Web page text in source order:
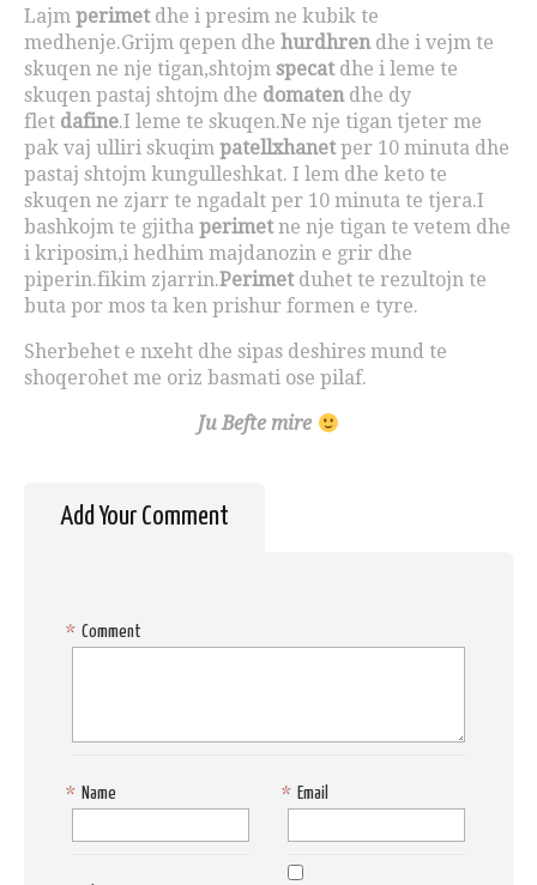
Lajm perimet dhe i presim ne kubik te
medhenje.Grijm qepen dhe hurdhrendhe i vejm te
skuqen ne nje tigan,shtojm specat dhe i leme te
skuqen pastaj shtojm dhe domaten dhe dy
flet dafine.I leme te skuqen.Ne nje tigan tjeter me
pak vaj ulliri skuqim patellxhanetper 10 minuta dhe
pastaj shtojm kungulleshkat. I lem dhe keto te
skuqen ne zjarr te ngadalt per 10 minuta te tjera.I
bashkojm te gjitha perimetne nje tigan te vetem dhe
i kriposim,i hedhim majdanozin e grir dhe
piperin.fikim zjarrin.Perimet duhet te rezultojn te
buta por mos ta ken prishur formen e tyre.
Sherbehet e nxeht dhe sipas deshires mund te
shoqerohet me oriz basmati ose pilaf.
Ju Befte mire
Add Your Comment
Comment
*
Name
* Email
*